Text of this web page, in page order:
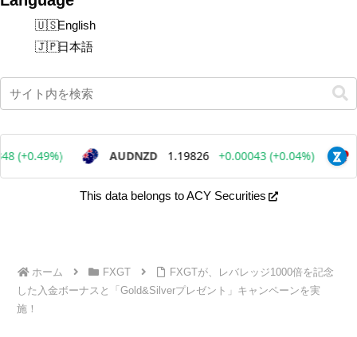
English
日本語
This data belongs to ACY Securities
ホーム FXGT
FXGTが、レバレッジ1000倍を記念
した入金ボーナスと「Gold&Silverプレゼント」キャンペーンを実
施！